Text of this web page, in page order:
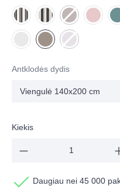
NAUJA - Dryžuota kreminė
NAUJA - Dryžuota
Riešuto
(This option is
Sakura
AkmensTaupe Alyvų
(This option is
Antklodės dydis
Kiekis
Daugiau nei 45 000